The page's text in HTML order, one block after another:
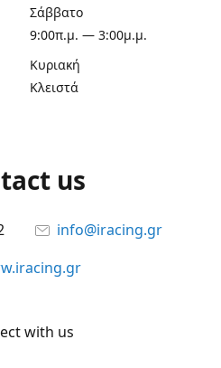
Σάββατο
9:00π.μ. — 3:00μ.μ.
Κυριακή
Κλειστά
us
info@iracing.gr
with us